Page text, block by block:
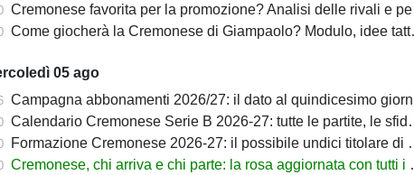
Cremonese favorita per la promozione? Analisi delle rivali e percentuali di ritorno in Serie A
Come giocherà la Cremonese di Giampaolo? Modulo, idee tattiche e nuovi protagonisti
05 ago
Campagna abbonamenti 2026/27: il dato al quindicesimo giorno di prelazione
Calendario Cremonese Serie B 2026-27: tutte le partite, le sfide decisive e il percorso verso la Serie A
Formazione Cremonese 2026-27: il possibile undici titolare di Marco Giampaolo
Cremonese, chi arriva e chi parte: la rosa aggiornata con tutti i movimenti ufficiali